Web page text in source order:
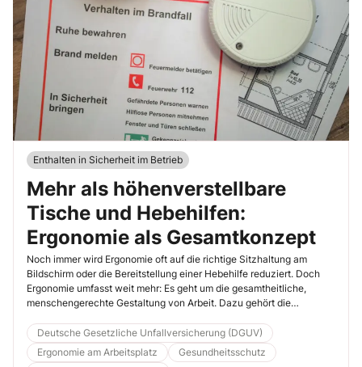
Enthalten in Sicherheit im Betrieb
Mehr als höhenverstellbare
Tische und Hebehilfen:
Ergonomie als Gesamtkonzept
Noch immer wird Ergonomie oft auf die richtige Sitzhaltung am
Bildschirm oder die Bereitstellung einer Hebehilfe reduziert. Doch
Ergonomie umfasst weit mehr: Es geht um die gesamtheitliche,
menschengerechte Gestaltung von Arbeit. Dazu gehört die
oder Stress. Ziel ist es, die Beschäftigten nicht zu zwingen, sich an
die Arbeit anzupassen, sondern die Arbeit an den Bedürfnissen des
Menschen zu orientieren. Die DGUV-Information 209-098 liefert hier
Deutsche Gesetzliche Unfallversicherung (DGUV)
Ergonomie am Arbeitsplatz
Gesundheitsschutz